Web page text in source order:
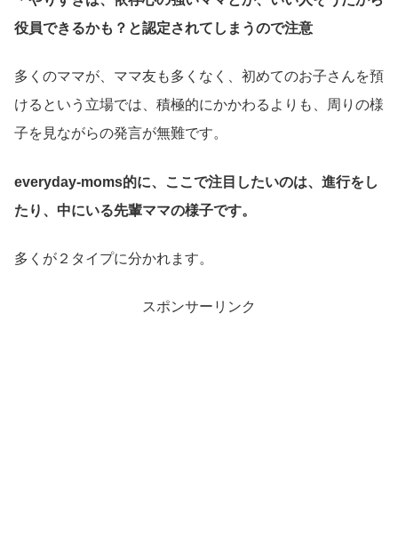
役員できるかも？と認定されてしまうので注意
多くのママが、ママ友も多くなく、初めてのお子さんを預
けるという立場では、積極的にかかわるよりも、周りの様
子を見ながらの発言が無難です。
everyday-moms的に、ここで注目したいのは、進行をし
たり、中にいる先輩ママの様子です。
多くが２タイプに分かれます。
スポンサーリンク